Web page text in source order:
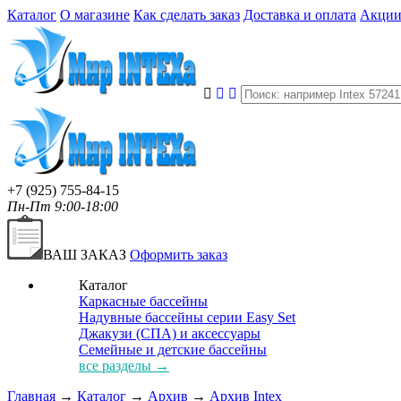
Каталог О магазине Как сделать заказ Доставка и оплата Акции
+7 (925) 755-84-15
Пн-Пт 9:00-18:00
ВАШ ЗАКАЗ Оформить заказ
Каталог
Каркасные бассейны
Надувные бассейны серии Easy Set
Джакузи (СПА) и аксессуары
Семейные и детские бассейны
все разделы →
Главная → Каталог → Архив → Архив Intex